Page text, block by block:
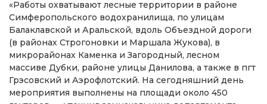
«Работы охватывают лесные территории в районе
Симферопольского водохранилища, по улицам
Балаклавской и Аральской, вдоль Объездной дороги
(в районах Строгоновки и Маршала Жукова), в
микрорайонах Каменка и Загородный, лесном
массиве Дубки, районе улицы Данилова, а также в пгт
Грэсовский и Аэрофлотский. На сегодняшний день
мероприятия выполнены на площади около 450